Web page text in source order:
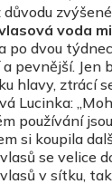
voda
po dvou
pevnější. Jen
hlavy, ztrácí
Lucinka:
používání
si koupila
se velice
v sítku,